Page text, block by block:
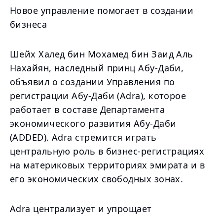
Новое управление помогает в создании
бизнеса
Шейх Халед бин Мохамед бин Заид Аль
Нахайян, наследный принц Абу-Даби,
объявил о создании Управления по
регистрации Абу-Даби (Adra), которое
работает в составе Департамента
экономического развития Абу-Даби
(ADDED). Adra стремится играть
центральную роль в бизнес-регистрациях
на материковых территориях эмирата и в
его экономических свободных зонах.
Adra централизует и упрощает